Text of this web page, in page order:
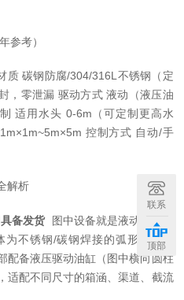
参考）
质 碳钢防腐/304/316L不锈钢（定
，零泄漏 驱动方式 液动（液压油
适用水头 0-6m（可定制更高水
控制方式 自动/手
解析
备发货
图中设备就是液动旋转堰
不锈钢/碳钢焊接的弧形框架结
配备液压驱动油缸（图中横向圆柱
适配不同尺寸的箱涵、渠道、截流
联系
顶部